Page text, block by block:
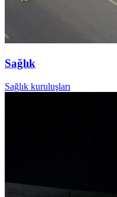
Sağlık
Sağlık kuruluşları